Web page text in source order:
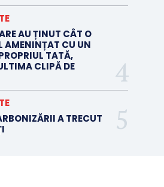
AU ȚINUT CÂT O
AMENINȚAT CU UN
TATĂ,
CLIPĂ DE
A TRECUT